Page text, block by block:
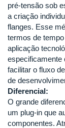
pré-tensão sob
a criação
flanges. Esse
termos de
aplicação
especificamente
facilitar o fluxo
de
Diferencial:
O grande
um plug-in que
componentes.